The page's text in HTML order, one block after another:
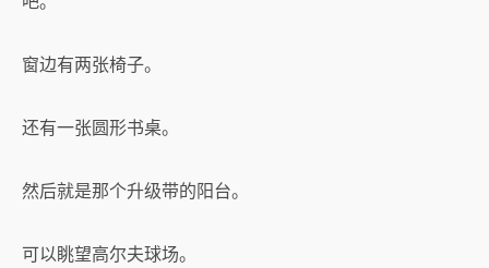
窗边有两张椅子。
还有一张圆形书桌。
然后就是那个升级带的阳台。
可以眺望高尔夫球场。